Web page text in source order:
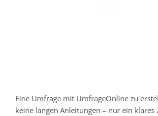
Eine Umfrage mit UmfrageOnline zu
keine langen Anleitungen – nur ein